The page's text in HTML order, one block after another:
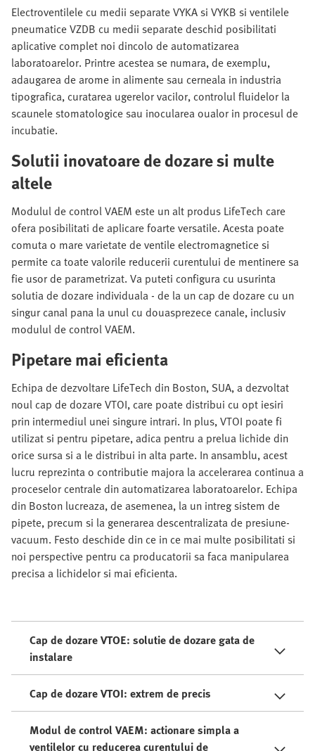
Electroventilele cu medii separate VYKA si VYKB si ventilele
pneumatice VZDB cu medii separate deschid posibilitati
aplicative complet noi dincolo de automatizarea
laboratoarelor. Printre acestea se numara, de exemplu,
adaugarea de arome in alimente sau cerneala in industria
tipografica, curatarea ugerelor vacilor, controlul fluidelor la
scaunele stomatologice sau inocularea oualor in procesul de
incubatie.
Solutii inovatoare de dozare si multe
altele
Modulul de control VAEM este un alt produs LifeTech care
ofera posibilitati de aplicare foarte versatile. Acesta poate
comuta o mare varietate de ventile electromagnetice si
permite ca toate valorile reducerii curentului de mentinere sa
fie usor de parametrizat. Va puteti configura cu usurinta
solutia de dozare individuala - de la un cap de dozare cu un
singur canal pana la unul cu douasprezece canale, inclusiv
modulul de control VAEM.
Pipetare mai eficienta
Echipa de dezvoltare LifeTech din Boston, SUA, a dezvoltat
noul cap de dozare VTOI, care poate distribui cu opt iesiri
prin intermediul unei singure intrari. In plus, VTOI poate fi
utilizat si pentru pipetare, adica pentru a prelua lichide din
orice sursa si a le distribui in alta parte. In ansamblu, acest
lucru reprezinta o contributie majora la accelerarea continua a
proceselor centrale din automatizarea laboratoarelor. Echipa
din Boston lucreaza, de asemenea, la un intreg sistem de
pipete, precum si la generarea descentralizata de presiune-
vacuum. Festo deschide din ce in ce mai multe posibilitati si
noi perspective pentru ca producatorii sa faca manipularea
precisa a lichidelor si mai eficienta.
Cap de dozare VTOE: solutie de dozare gata de
instalare
Cap de dozare VTOI: extrem de precis
Modul de control VAEM: actionare simpla a
ventilelor cu reducerea curentului de